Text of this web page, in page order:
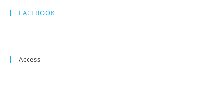
FACEBOOK
Access